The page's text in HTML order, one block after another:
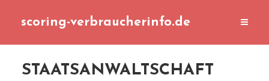
scoring-verbraucherinfo.de
STAATSANWALTSCHAFT